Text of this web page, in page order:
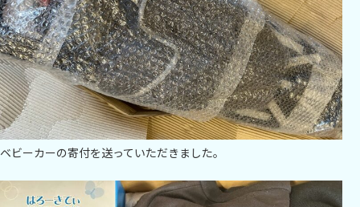
ベビーカーの寄付を送っていただきました。